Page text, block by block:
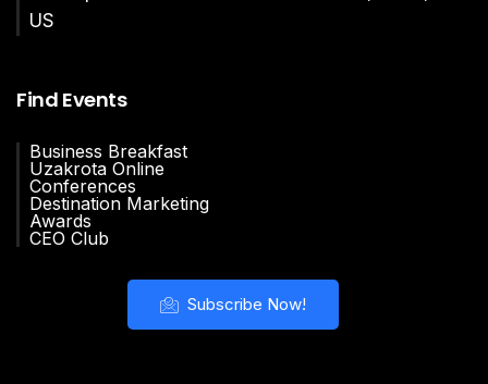
US
Find Events
Business Breakfast
Uzakrota Online
Conferences
Destination Marketing
Awards
CEO Club
Subscribe Now!